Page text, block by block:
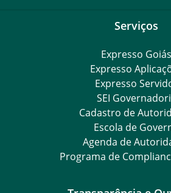
Serviços
Expresso Goiás
Expresso
Expresso
SEI
Cadastro de
Escola de
Agenda de
Programa de